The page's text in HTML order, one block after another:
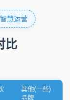
慧运营
比
其他(一些)
品牌